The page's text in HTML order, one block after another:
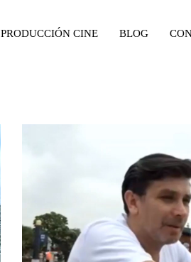
PRODUCCIÓN CINE BLOG